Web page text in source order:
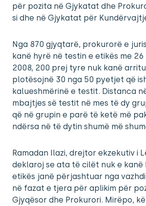
për pozita në Gjykatat dhe
si dhe në Gjykatat për
Nga 870 gjyqtarë, prokurorë e
kanë hyrë në testin e etikës me
2008, 200 prej tyre nuk kanë
plotësojnë 30 nga 50 pyetjet që
kalueshmërinë e testit. Distanca
mbajtjes së testit në mes të dy
që në grupin e parë të ketë më
ndërsa në të dytin shumë më
Ramadan Ilazi, drejtor ekzekutiv i
deklaroj se ata të cilët nuk e kanë
etikës janë përjashtuar nga
në fazat e tjera për aplikim për
Gjyqësor dhe Prokurori. Mirëpo,